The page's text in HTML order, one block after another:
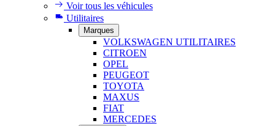
Voir tous les véhicules
Utilitaires
Marques
VOLKSWAGEN UTILITAIRES
CITROEN
OPEL
PEUGEOT
TOYOTA
MAXUS
FIAT
MERCEDES